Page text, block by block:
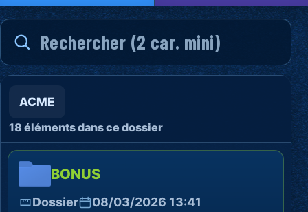
ACME
18 éléments dans ce dossier
BONUS
Dossier 08/03/2026 13:41